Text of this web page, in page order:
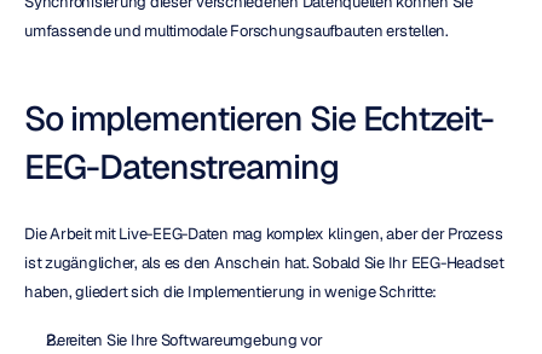
umfassende und multimodale Forschungsaufbauten erstellen.
So implementieren Sie Echtzeit-
EEG-Datenstreaming
Die Arbeit mit Live-EEG-Daten mag komplex klingen, aber der Prozess
ist zugänglicher, als es den Anschein hat. Sobald Sie Ihr EEG-Headset
haben, gliedert sich die Implementierung in wenige Schritte:
Bereiten Sie Ihre Softwareumgebung vor